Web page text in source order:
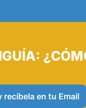
recíbela en tu Email